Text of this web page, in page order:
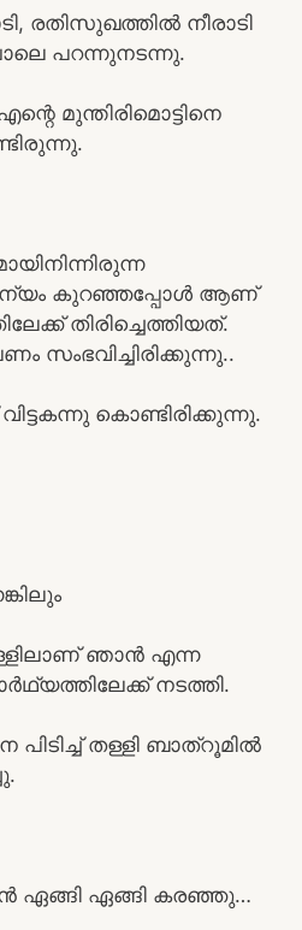
രതിസുഖത്തിൽ നീരാടി
പറന്നുനടന്നു.
മുന്തിരിമൊട്ടിനെ
കുറഞ്ഞപ്പോൾ ആണ്
തിരിച്ചെത്തിയത്.
സംഭവിച്ചിരിക്കുന്നു..
കൊണ്ടിരിക്കുന്നു.
ഞാൻ എന്ന
നടത്തി.
പിടിച്ച് തള്ളി ബാത്‌റൂമിൽ
ഏങ്ങി ഏങ്ങി കരഞ്ഞു…